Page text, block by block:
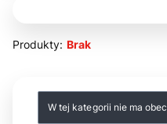
Produkty: Brak
Lista
W tej kategorii nie ma